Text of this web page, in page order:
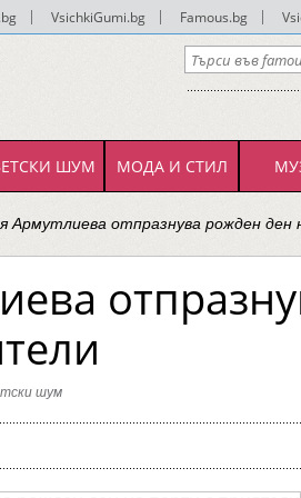
VsichkiGumi.bg Famous.bg
ШУМ МОДА И СТИЛ
Армутлиева отпразнува рожден ден
шум